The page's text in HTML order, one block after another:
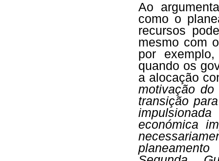
Ao
como o
recursos
mesmo com
por
quando os
a alocação
motivação
transição
económica